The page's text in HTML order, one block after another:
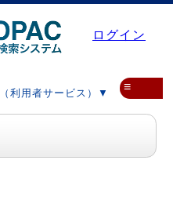
ログイン
利用者サービス）▼ ≡